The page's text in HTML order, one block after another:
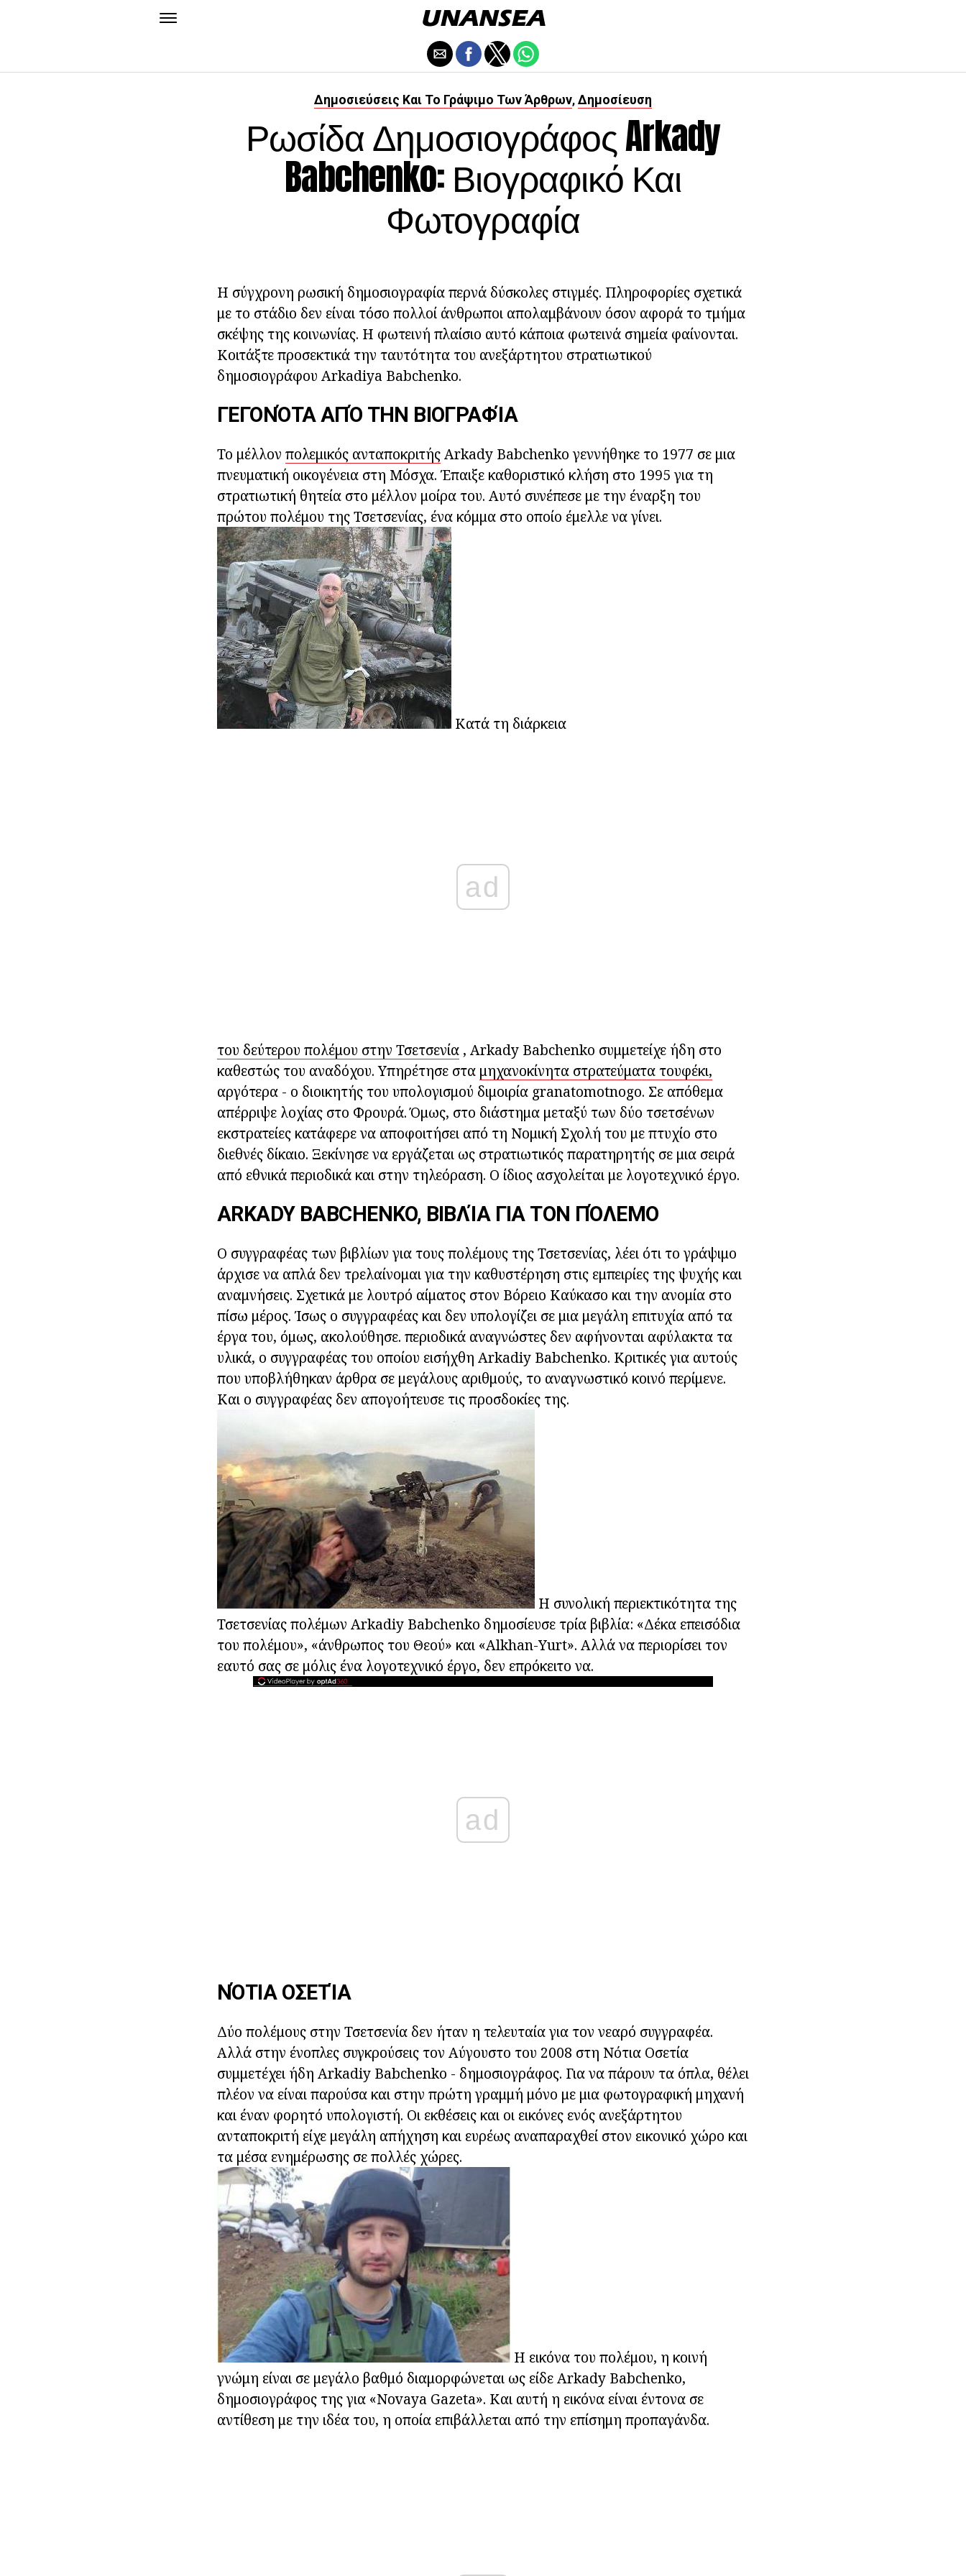
Δημοσιεύσεις Και Το Γράψιμο Των Άρθρων, Δημοσίευση
Ρωσίδα Δημοσιογράφος Arkady
Babchenko: Βιογραφικό Και
Φωτογραφία
Η σύγχρονη ρωσική δημοσιογραφία περνά δύσκολες στιγμές. Πληροφορίες σχετικά
με το στάδιο δεν είναι τόσο πολλοί άνθρωποι απολαμβάνουν όσον αφορά το τμήμα
σκέψης της κοινωνίας. Η φωτεινή πλαίσιο αυτό κάποια φωτεινά σημεία φαίνονται.
Κοιτάξτε προσεκτικά την ταυτότητα του ανεξάρτητου στρατιωτικού
δημοσιογράφου Arkadiya Babchenko.
ΓΕΓΟΝΌΤΑ ΑΠΌ ΤΗΝ ΒΙΟΓΡΑΦΊΑ
Το μέλλον πολεμικός ανταποκριτήςArkady Babchenko γεννήθηκε το 1977 σε μια
πνευματική οικογένεια στη Μόσχα. Έπαιξε καθοριστικό κλήση στο 1995 για τη
στρατιωτική θητεία στο μέλλον μοίρα του. Αυτό συνέπεσε με την έναρξη του
πρώτου πολέμου της Τσετσενίας, ένα κόμμα στο οποίο έμελλε να γίνει.
Κατά τη διάρκεια
ad
του δεύτερου πολέμου στην Τσετσενία , Arkady Babchenko συμμετείχε ήδη στο
καθεστώς του αναδόχου. Υπηρέτησε στα μηχανοκίνητα στρατεύματα τουφέκι,
αργότερα - ο διοικητής του υπολογισμού διμοιρία granatomotnogo. Σε απόθεμα
απέρριψε λοχίας στο Φρουρά. Όμως, στο διάστημα μεταξύ των δύο τσετσένων
εκστρατείες κατάφερε να αποφοιτήσει από τη Νομική Σχολή του με πτυχίο στο
διεθνές δίκαιο. Ξεκίνησε να εργάζεται ως στρατιωτικός παρατηρητής σε μια σειρά
από εθνικά περιοδικά και στην τηλεόραση. Ο ίδιος ασχολείται με λογοτεχνικό έργο.
ARKADY BABCHENKO, ΒΙΒΛΊΑ ΓΙΑ ΤΟΝ ΠΌΛΕΜΟ
Ο συγγραφέας των βιβλίων για τους πολέμους της Τσετσενίας, λέει ότι το γράψιμο
άρχισε να απλά δεν τρελαίνομαι για την καθυστέρηση στις εμπειρίες της ψυχής και
αναμνήσεις. Σχετικά με λουτρό αίματος στον Βόρειο Καύκασο και την ανομία στο
πίσω μέρος. Ίσως ο συγγραφέας και δεν υπολογίζει σε μια μεγάλη επιτυχία από τα
έργα του, όμως, ακολούθησε. περιοδικά αναγνώστες δεν αφήνονται αφύλακτα τα
υλικά, ο συγγραφέας του οποίου εισήχθη Arkadiy Babchenko. Κριτικές για αυτούς
που υποβλήθηκαν άρθρα σε μεγάλους αριθμούς, το αναγνωστικό κοινό περίμενε.
Και ο συγγραφέας δεν απογοήτευσε τις προσδοκίες της.
Η συνολική περιεκτικότητα της
Τσετσενίας πολέμων Arkadiy Babchenko δημοσίευσε τρία βιβλία: «Δέκα επεισόδια
του πολέμου», «άνθρωπος του Θεού» και «Alkhan-Yurt». Αλλά να περιορίσει τον
εαυτό σας σε μόλις ένα λογοτεχνικό έργο, δεν επρόκειτο να.
ad
ΝΌΤΙΑ ΟΣΕΤΊΑ
Δύο πολέμους στην Τσετσενία δεν ήταν η τελευταία για τον νεαρό συγγραφέα.
Αλλά στην ένοπλες συγκρούσεις τον Αύγουστο του 2008 στη Νότια Οσετία
συμμετέχει ήδη Arkadiy Babchenko - δημοσιογράφος. Για να πάρουν τα όπλα, θέλει
πλέον να είναι παρούσα και στην πρώτη γραμμή μόνο με μια φωτογραφική μηχανή
και έναν φορητό υπολογιστή. Οι εκθέσεις και οι εικόνες ενός ανεξάρτητου
ανταποκριτή είχε μεγάλη απήχηση και ευρέως αναπαραχθεί στον εικονικό χώρο και
τα μέσα ενημέρωσης σε πολλές χώρες.
Η εικόνα του πολέμου, η κοινή
γνώμη είναι σε μεγάλο βαθμό διαμορφώνεται ως είδε Arkady Babchenko,
δημοσιογράφος της για «Novaya Gazeta». Και αυτή η εικόνα είναι έντονα σε
αντίθεση με την ιδέα του, η οποία επιβάλλεται από την επίσημη προπαγάνδα.